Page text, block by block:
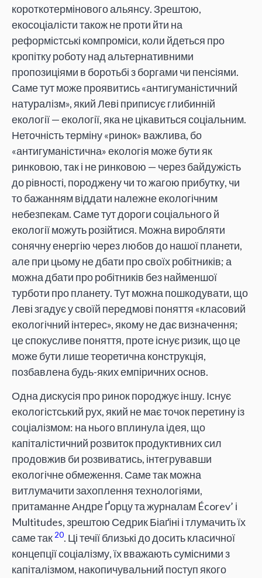
короткотермінового альянсу. Зрештою,
екосоціалісти також не проти йти на
реформістські компроміси, коли йдеться про
кропітку роботу над альтернативними
пропозиціями в боротьбі з боргами чи пенсіями.
Саме тут може проявитись «антигуманістичний
натуралізм», який Леві приписує глибинній
екології — екології, яка не цікавиться соціальним.
Неточність терміну «ринок» важлива, бо
«антигуманістична» екологія може бути як
ринковою, так і не ринковою — через байдужість
до рівності, породжену чи то жагою прибутку, чи
то бажанням віддати належне екологічним
небезпекам. Саме тут дороги соціального й
екології можуть розійтися. Можна виробляти
сонячну енергію через любов до нашої планети,
але при цьому не дбати про своїх робітників; а
можна дбати про робітників без найменшої
турботи про планету. Тут можна пошкодувати, що
Леві згадує у своїй передмові поняття «класовий
екологічний інтерес», якому не дає визначення;
це спокусливе поняття, проте існує ризик, що це
може бути лише теоретична конструкція,
позбавлена будь-яких емпіричних основ.
Одна дискусія про ринок породжує іншу. Існує
екологістський рух, який не має точок перетину із
соціалізмом: на нього вплинула ідея, що
капіталістичний розвиток продуктивних сил
продовжив би розвиватись, інтегрувавши
екологічне обмеження. Саме так можна
витлумачити захоплення технологіями,
притаманне Андре Ґорцу та журналам Écorev’ і
Multitudes, зрештою Седрик Біаґіні і тлумачить їх
саме так20. Ці течії близькі до досить класичної
концепції соціалізму, їх вважають сумісними з
капіталізмом, накопичувальний поступ якого